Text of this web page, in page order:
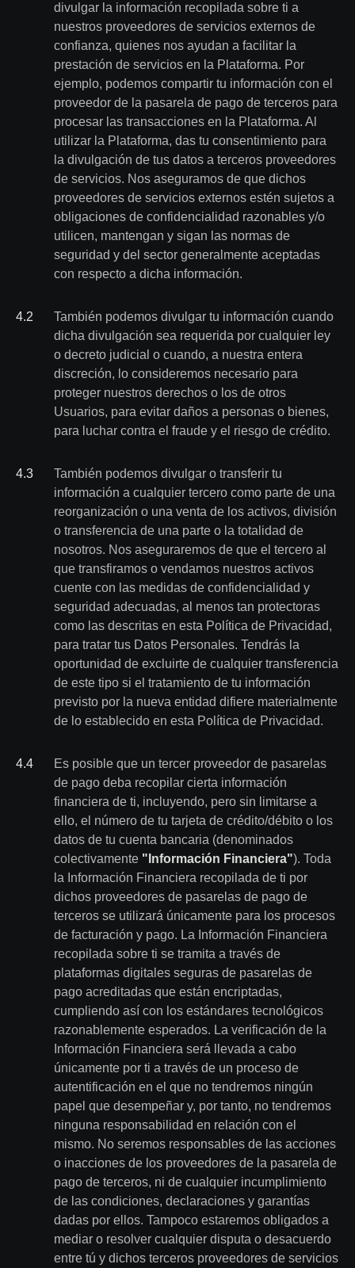
divulgar la información recopilada sobre ti a
nuestros proveedores de servicios externos de
confianza, quienes nos ayudan a facilitar la
prestación de servicios en la Plataforma. Por
ejemplo, podemos compartir tu información con el
proveedor de la pasarela de pago de terceros para
procesar las transacciones en la Plataforma. Al
utilizar la Plataforma, das tu consentimiento para
la divulgación de tus datos a terceros proveedores
de servicios. Nos aseguramos de que dichos
proveedores de servicios externos estén sujetos a
obligaciones de confidencialidad razonables y/o
utilicen, mantengan y sigan las normas de
seguridad y del sector generalmente aceptadas
con respecto a dicha información.
4.2
También podemos divulgar tu información cuando
dicha divulgación sea requerida por cualquier ley
o decreto judicial o cuando, a nuestra entera
discreción, lo consideremos necesario para
proteger nuestros derechos o los de otros
Usuarios, para evitar daños a personas o bienes,
para luchar contra el fraude y el riesgo de crédito.
4.3
También podemos divulgar o transferir tu
información a cualquier tercero como parte de una
reorganización o una venta de los activos, división
o transferencia de una parte o la totalidad de
nosotros. Nos aseguraremos de que el tercero al
que transfiramos o vendamos nuestros activos
cuente con las medidas de confidencialidad y
seguridad adecuadas, al menos tan protectoras
como las descritas en esta Política de Privacidad,
para tratar tus Datos Personales. Tendrás la
oportunidad de excluirte de cualquier transferencia
de este tipo si el tratamiento de tu información
previsto por la nueva entidad difiere materialmente
de lo establecido en esta Política de Privacidad.
4.4
Es posible que un tercer proveedor de pasarelas
de pago deba recopilar cierta información
financiera de ti, incluyendo, pero sin limitarse a
ello, el número de tu tarjeta de crédito/débito o los
datos de tu cuenta bancaria (denominados
colectivamente "Información Financiera"). Toda
la Información Financiera recopilada de ti por
dichos proveedores de pasarelas de pago de
terceros se utilizará únicamente para los procesos
de facturación y pago. La Información Financiera
recopilada sobre ti se tramita a través de
plataformas digitales seguras de pasarelas de
pago acreditadas que están encriptadas,
cumpliendo así con los estándares tecnológicos
razonablemente esperados. La verificación de la
Información Financiera será llevada a cabo
únicamente por ti a través de un proceso de
autentificación en el que no tendremos ningún
papel que desempeñar y, por tanto, no tendremos
ninguna responsabilidad en relación con el
mismo. No seremos responsables de las acciones
o inacciones de los proveedores de la pasarela de
pago de terceros, ni de cualquier incumplimiento
de las condiciones, declaraciones y garantías
dadas por ellos. Tampoco estaremos obligados a
mediar o resolver cualquier disputa o desacuerdo
entre tú y dichos terceros proveedores de servicios